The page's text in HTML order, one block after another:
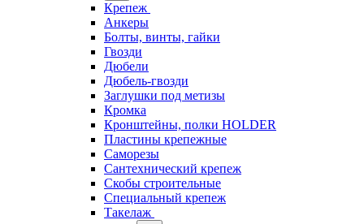
Крепеж
Анкеры
Болты, винты, гайки
Гвозди
Дюбели
Дюбель-гвозди
Заглушки под метизы
Кромка
Кронштейны, полки НОLDER
Пластины крепежные
Саморезы
Сантехнический крепеж
Скобы строительные
Специальный крепеж
Такелаж